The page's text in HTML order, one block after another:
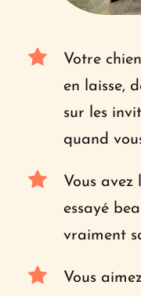
Votre
en laisse,
sur les
quand
Vous avez
essayé
vraiment
Vous